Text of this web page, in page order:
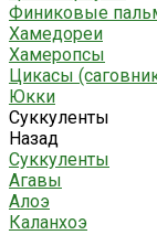
Финиковые
Хамедореи
Хамеропсы
Цикасы
Юкки
Суккуленты
Назад
Суккуленты
Агавы
Алоэ
Каланхоэ